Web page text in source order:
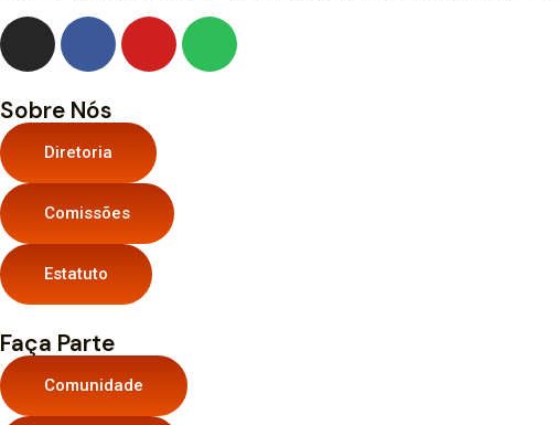
Sobre Nós
Diretoria
Comissões
Estatuto
Faça Parte
Comunidade